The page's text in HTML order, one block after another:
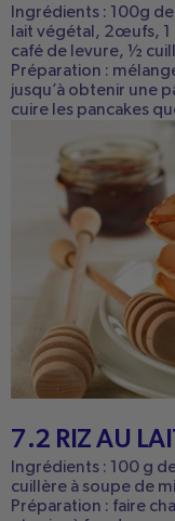
Ingrédients : 100g
lait végétal, 2œufs,
café de levure, ½
Préparation :
jusqu’à obtenir une
cuire les pancakes
7.2 RIZ AU
Ingrédients : 100 g
cuillère à soupe de
Préparation : faire